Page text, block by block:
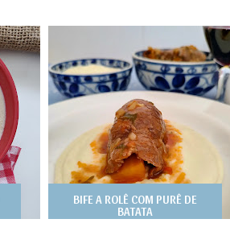
BIFE A ROLÊ COM PURÊ DE
BATATA